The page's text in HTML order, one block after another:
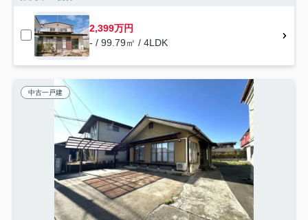
2,399万円
- / 99.79㎡ / 4LDK
中古一戸建